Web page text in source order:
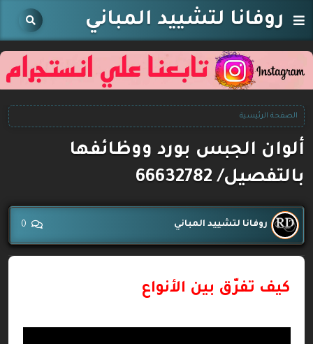
روفانا لتشييد المباني
الصفحة الرئيسية
ألوان الجبس بورد ووظائفها
بالتفصيل/ 66632782
روفانا لتشييد المباني
كيف تفرّق بين الأنواع